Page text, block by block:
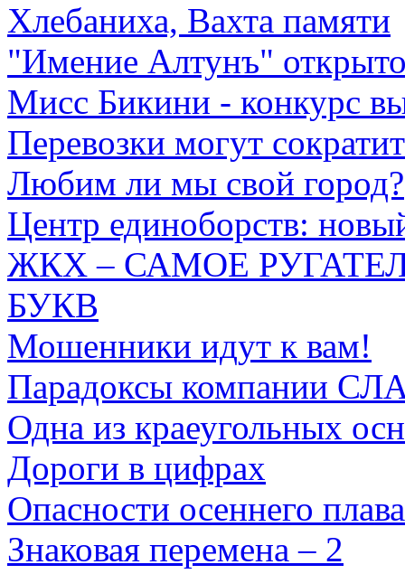
Хлебаниха, Вахта памяти
"Имение Алтунъ" открыто
Мисс Бикини - конкурс
Перевозки могут
Любим ли мы свой город?
Центр единоборств:
ЖКХ – САМОЕ
БУКВ
Мошенники идут к вам!
Парадоксы компании
Одна из краеугольных
Дороги в цифрах
Опасности осеннего
Знаковая перемена – 2